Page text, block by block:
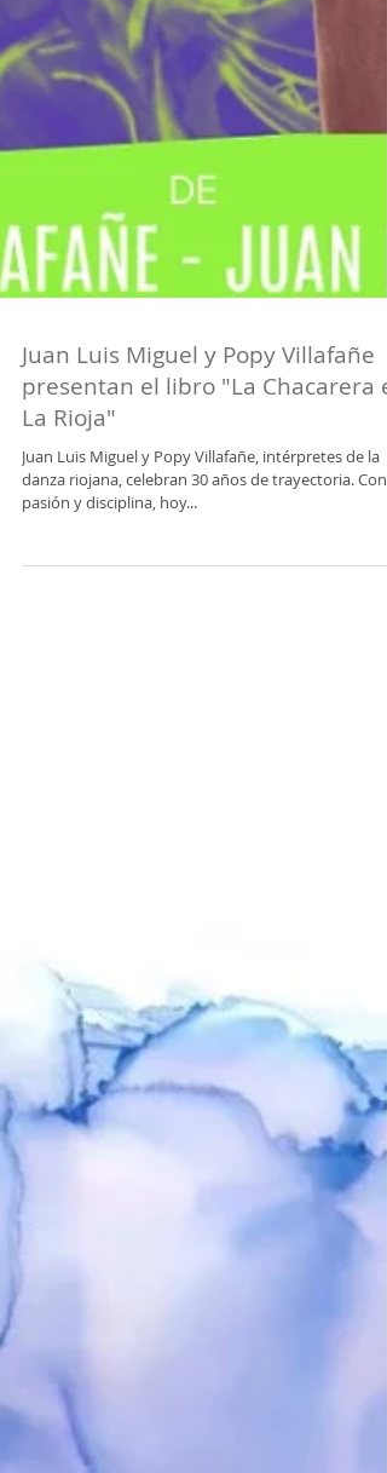
Juan Luis Miguel y Popy Villafañe
presentan el libro "La Chacarera
La Rioja"
Juan Luis Miguel y Popy Villafañe, intérpretes de la
pasión y disciplina, hoy...